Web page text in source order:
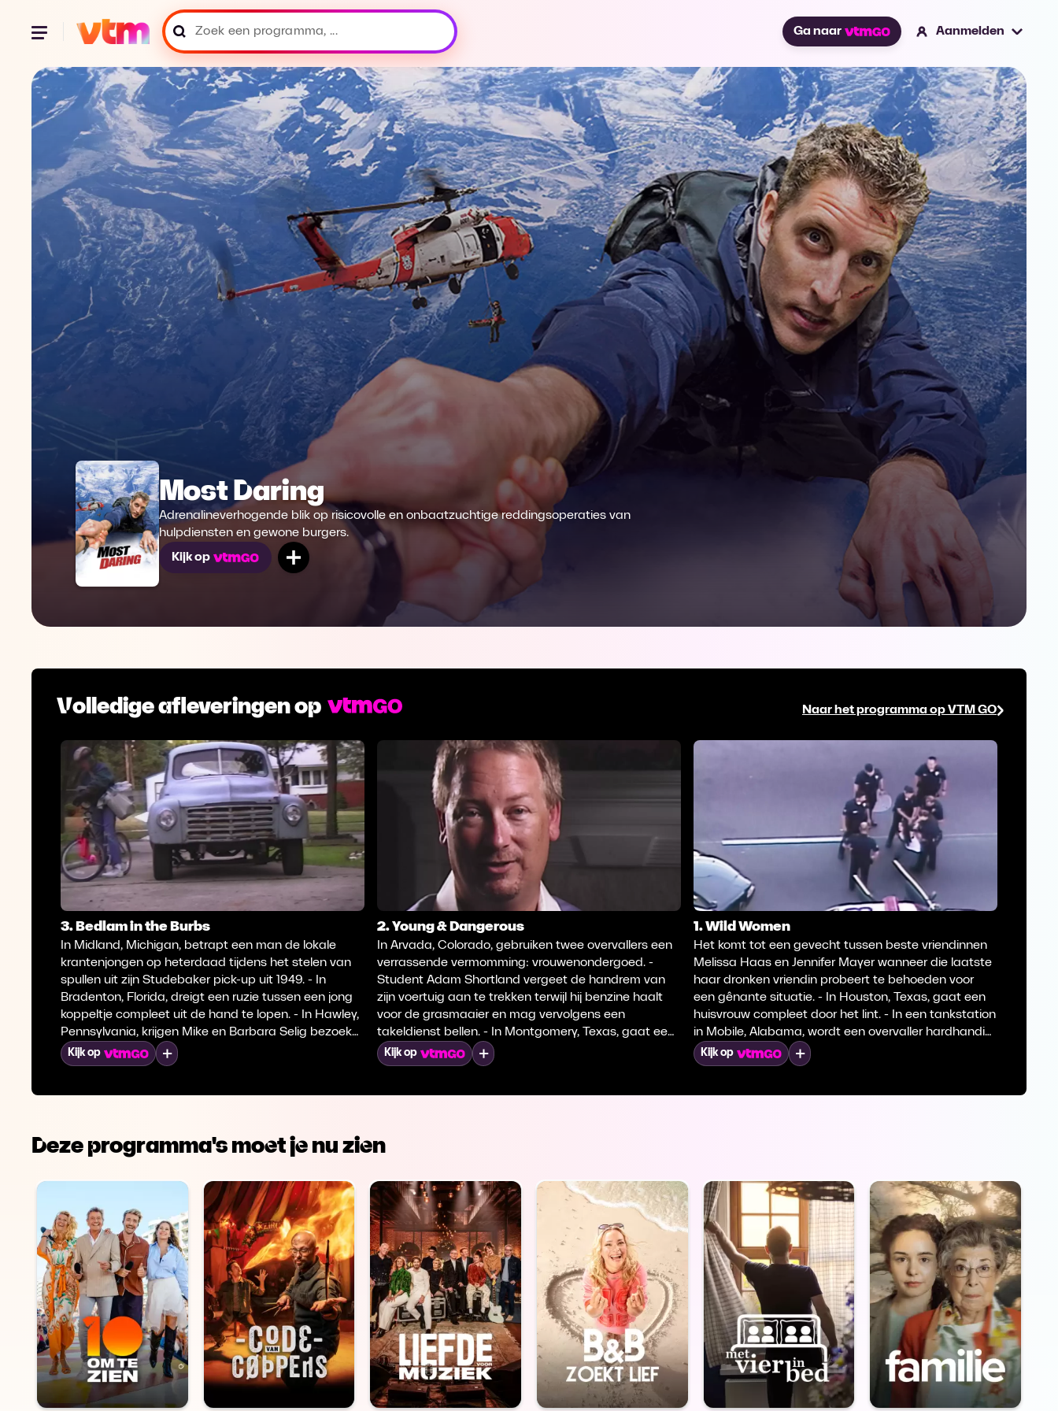
Oeps, browser niet ondersteund
Voor je onze programma's gaat ontdekken,
best je browser updaten of hieronder één
van de ondersteunde browsers
downloaden.
Google Chrome Download
Firefox Download
Safari Download
Microsoft Edge Download
Download
Ga naar Aanmelden
Most Daring
Adrenalineverhogende blik op risicovolle en onbaatzuchtige reddingsoperaties van
hulpdiensten en gewone burgers.
Kijk op
Mijn lijst
Volledige afleveringen op Naar het programma op VTM GO
3. Bedlam in the Burbs
In Midland, Michigan, betrapt een man de lokale
krantenjongen op heterdaad tijdens het stelen van
spullen uit zijn Studebaker pick-up uit 1949. - In
Bradenton, Florida, dreigt een ruzie tussen een jong
koppeltje compleet uit de hand te lopen. - In Hawley,
Pennsylvania, krijgen Mike en Barbara Selig bezoek
van een nieuwsgierige berenfamilie.
Kijk op
2. Young & Dangerous
In Arvada, Colorado, gebruiken twee overvallers een
verrassende vermomming: vrouwenondergoed. -
Student Adam Shortland vergeet de handrem van
zijn voertuig aan te trekken terwijl hij benzine haalt
voor de grasmaaier en mag vervolgens een
takeldienst bellen. - In Montgomery, Texas, gaat een
schoolproject er iets vuriger aan toe dan een vader
en zijn zoon in gedachten hadden.
Kijk op
1. Wild Women
Het komt tot een gevecht tussen beste vriendinnen
Melissa Haas en Jennifer Mayer wanneer die laatste
haar dronken vriendin probeert te behoeden voor
een gênante situatie. - In Houston, Texas, gaat een
huisvrouw compleet door het lint. - In een tankstation
in Mobile, Alabama, wordt een overvaller hardhandig
aangepakt door kassierster Latarchia Edwards.
Kijk op
Deze programma's moet je nu zien